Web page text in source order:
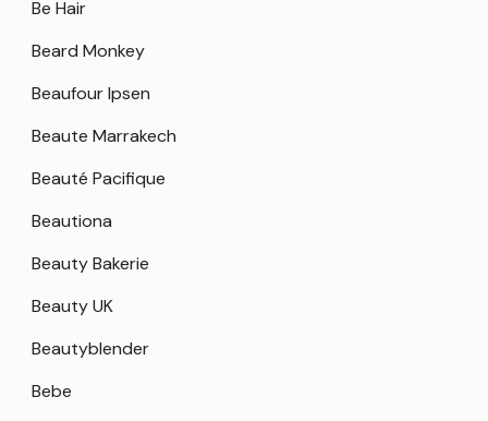
Be Hair
Beard Monkey
Beaufour Ipsen
Beaute Marrakech
Beauté Pacifique
Beautiona
Beauty Bakerie
Beauty UK
Beautyblender
Bebe